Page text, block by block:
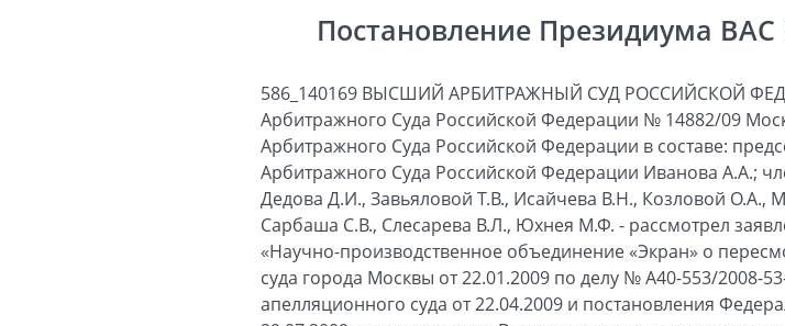
Постановление Президиума
586_140169 ВЫСШИЙ АРБИТРАЖНЫЙ СУД РОССИЙСКОЙ ФЕДЕРАЦИИ ПОСТАНОВЛЕНИЕ Президиума Высшего Арбитражного Суда Российской Федерации № 14882/09 Москва 16 марта 2010 г. Президиум Высшего Арбитражного Суда Российской Федерации в составе: председательствующего - Председателя Высшего Арбитражного Суда Российской Федерации Иванова А.А.; членов Президиума: Андреевой Т.К., Вышняк Н.Г., Дедова Д.И., Завьяловой Т.В., Исайчева В.Н., Козловой О.А., Маковской А.А., Медведевой А.М., Першутова А.Г., Сарбаша С.В., Слесарева В.Л., Юхнея М.Ф. - рассмотрел заявление открытого акционерного общества «Научно-производственное объединение «Экран» о пересмотре в порядке надзора решения Арбитражного суда города Москвы от 22.01.2009 по делу № А40-553/2008-53-6, постановления Девятого арбитражного апелляционного суда от 22.04.2009 и постановления Федерального арбитражного суда Московского округа от 29.07.2009 по тому же делу. В заседании приняли участие представители заявителя - открытого акционерного общества «Научно-производственное объединение «Экран» (истца) - Минзар В.Ф. и Царева В.В. Заслушав и обсудив доклад судьи Медведевой А.М., а также объяснения представителя лица, участвующего в деле, Президиум установил следующее. Открытое акционерное общество «Научно-производственное объединение «Экран» (далее - общество «Экран», истец) обратилось в Арбитражный суд города Москвы с иском (с учетом уточнения) к обществу с ограниченной ответственностью «ПромИнтелГрупп» (далее - общество «ПромИнтелГрупп») и обществу с ограниченной ответственностью «Микс» (далее - общество «Микс») о признании недействительными договора об отступном № 1-12/2004, заключенного 01.12.2004 между обществом «Экран» и обществом «ПромИнтелГрупп» (далее - договор об отступном), о передаче последнему в счет погашения денежного долга недвижимого имущества; договора купли-продажи недвижимого имущества, заключенного 16.07.2007 между обществом «ПромИнтелГрупп» и обществом «Микс» (далее - договор купли-продажи); зарегистрированного права собственности общества «ПромИнтелГрупп» на недвижимое имущество; зарегистрированного права собственности общества «Микс» на недвижимое имущество. К участию в деле в качестве третьих лиц, не заявляющих самостоятельных требований относительно предмета спора, привлечены Управление Федеральной регистрационной службы по Москве (далее - регистрационная служба), государственное учреждение «Российский онкологический научный центр имени Н.Н. Блохина» (далее - научный центр имени Н.Н. Блохина), общество с ограниченной ответственностью «Центрстрой». Решением Арбитражного суда города Москвы от 04.05.2008 иск удовлетворен. Постановлением Девятого арбитражного апелляционного суда от 03.07.2008 решение суда первой инстанции оставлено без изменения. Федеральный арбитражный суд Московского округа постановлением от 10.09.2008 указанные судебные акты отменил, дело направил на новое рассмотрение в Арбитражный суд города Москвы. Решением Арбитражного суда города Москвы от 22.01.2009 в удовлетворении иска отказано. Постановлением Девятого арбитражного апелляционного суда от 22.04.2009 решение суда первой инстанции оставлено без изменения. Федеральный арбитражный суд Московского округа постановлением от 29.07.2009 решение суда первой инстанции и постановление суда апелляционной инстанции оставил без изменения. В заявлении, поданном в Высший Арбитражный Суд Российской Федерации, о пересмотре в порядке надзора решения суда первой инстанции от 22.01.2009, постановления суда апелляционной инстанции от 22.04.2009 и постановления суда кассационной инстанции от 29.07.2009 общество «Экран» просит их отменить в связи с нарушением единообразия в толковании и применении арбитражными судами норм права. В отзыве на заявление общество «Микс» просит оставить оспариваемые судебные акты без изменения как соответствующие действующему законодательству. Проверив обоснованность доводов, изложенных в заявлении, отзыве на него и выступлении представителя лица, участвующего в деле, Президиум считает, что обжалуемые судебные акты подлежат отмене по следующим основаниям. Как установлено судами и следует из материалов дела, 13.07.2007 в Единый государственный реестр прав на недвижимое имущество и сделок с ним (далее - ЕГРП) решением регистрационной службы о государственной регистрации перехода права собственности на спорное имущество внесена запись № 77-77-11/094/2007-222 о регистрации права собственности общества «ПромИнтелГрупп» на нежилое здание площадью 3259,9 кв. метра, расположенное по адресу: г. Москва, ул. Касаткина, д. 3, стр. 2 (далее - спорное имущество, здание). В качестве основания для регистрации указаны договор об отступном и дополнительное соглашение к нему от 02.12.2004 (далее - соглашение от 02.12.2004), в соответствии с которыми общество «Экран» передает обществу «ПромИнтелГрупп» здание в счет погашения долга в размере 8 041 894 рублей 51 копейки, взысканного решениями Арбитражного суда города Москвы от 05.11.1998 по делу № А40-14221/98-63-197 и от 15.02.2000 по делу № А40-33294/99-1-384 в пользу научного центра имени Н.Н. Блохина и проданного последним обществу «ПромИнтелГрупп» за 7 750 000 рублей по договору об уступке права требования от 12.03.2004 (далее - договор об уступке права требования). Переход права собственности на данное здание к обществу «Микс» зарегистрирован 01.08.2007 на основании договора купли-продажи (запись в ЕГРП от 01.08.2007 № 77-77-11/094/2007,